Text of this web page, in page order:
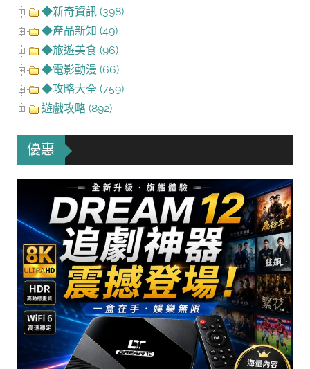
◆新奇資訊 (398)
◆產品新知 (49)
◆旅遊美食 (96)
◆電影動漫 (66)
◆攻略大全 (759)
遊戲攻略 (892)
優惠